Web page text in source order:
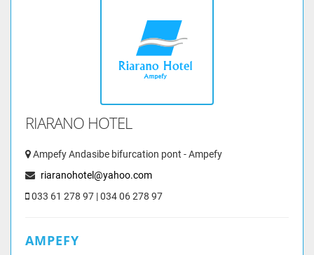
RIARANO HOTEL
Ampefy Andasibe bifurcation pont - Ampefy
riaranohotel@yahoo.com
033 61 278 97 | 034 06 278 97
AMPEFY